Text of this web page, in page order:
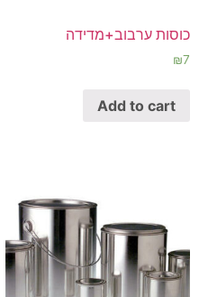
כוסות ערבוב+מדידה
₪7
Add to cart